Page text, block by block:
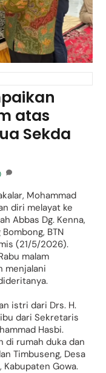
atas
Sekda
Mohammad
diri melayat ke
Abbas Dg. Kenna,
BTN
(21/5/2026).
malam
menjalani
istri dari Drs. H.
dari Sekretaris
Hasbi.
di rumah duka dan
Timbuseng, Desa
Kabupaten Gowa.